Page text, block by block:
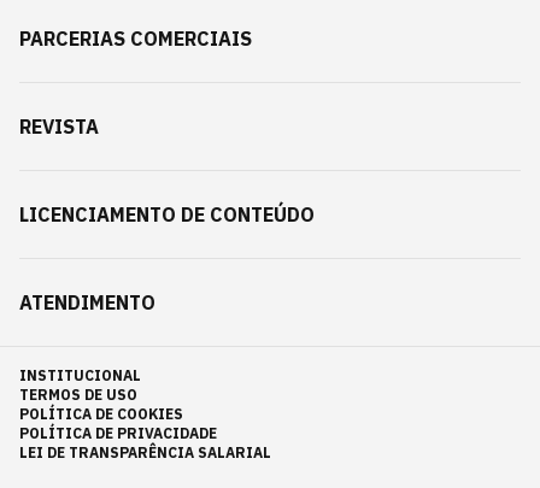
PARCERIAS COMERCIAIS
REVISTA
LICENCIAMENTO DE CONTEÚDO
ATENDIMENTO
INSTITUCIONAL
TERMOS DE USO
POLÍTICA DE COOKIES
POLÍTICA DE PRIVACIDADE
LEI DE TRANSPARÊNCIA SALARIAL